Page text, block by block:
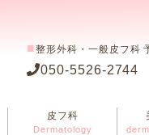
■整形外科・一般皮フ科
050-5526-2744
皮フ科
Dermatology